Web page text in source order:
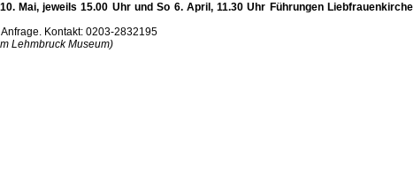
Mai, jeweils 15.00 Uhr und So 6. April, 11.30 Uhr Führungen Liebfrauenkirche
Kontakt: 0203-2832195
Lehmbruck Museum)